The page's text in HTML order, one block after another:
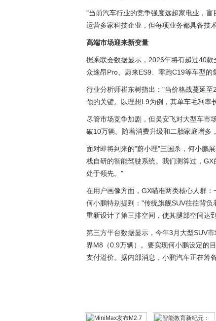
"当前汽车行业的竞争强度远超家电业，
运营多家科技企业，但每项业务都具备技
高端市场迎来新变量
据乘联会数据显示，2026年将有超过40
众途昂Pro、蔚来ES9、零跑C19等车型的
行业分析师崔东树指出："当价格战蔓延
颈的关键。以理想L9为例，其单车毛利率
尽管市场竞争加剧，但吴安飞对大型车市
破10万辆。随着消费升级和二胎家庭增多
面对即将到来的"蔚小理"三国杀，何小鹏
栈自研的智能驾驶系统。我们测算过，
处于领先。"
在用户画像方面，GX瞄准两类核心人群
何小鹏特别提到："传统旗舰SUV往往背
重新设计了第三排空间，使其腿部空间达
第三方平台数据显示，今年3月大型SUV
界M8（0.9万辆）。要实现何小鹏设定的
支付溢价。据内部消息，小鹏汽车正在筹